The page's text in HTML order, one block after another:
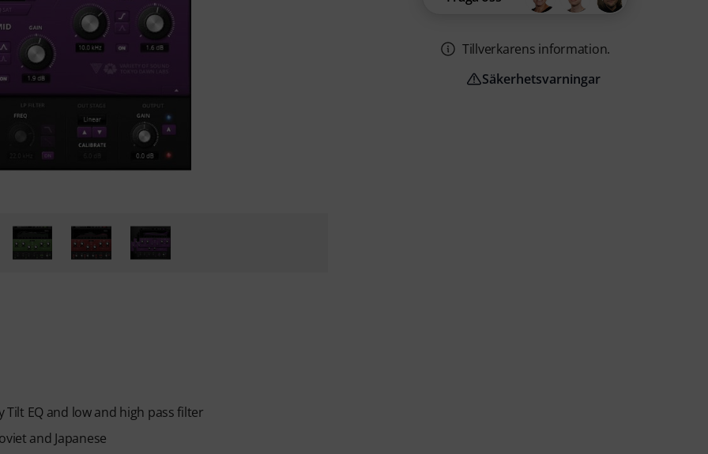
EQ and low and high pass filter
and Japanese
Tillverkarens information.
Säkerhetsvarningar